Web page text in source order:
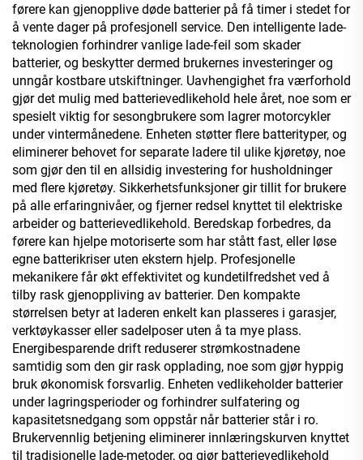
førere kan gjenopplive døde batterier på få timer i stedet for
å vente dager på profesjonell service. Den intelligente lade-
teknologien forhindrer vanlige lade-feil som skader
batterier, og beskytter dermed brukernes investeringer og
unngår kostbare utskiftninger. Uavhengighet fra værforhold
gjør det mulig med batterievedlikehold hele året, noe som er
spesielt viktig for sesongbrukere som lagrer motorcykler
under vintermånedene. Enheten støtter flere batterityper, og
eliminerer behovet for separate ladere til ulike kjøretøy, noe
som gjør den til en allsidig investering for husholdninger
med flere kjøretøy. Sikkerhetsfunksjoner gir tillit for brukere
på alle erfaringnivåer, og fjerner redsel knyttet til elektriske
arbeider og batterievedlikehold. Beredskap forbedres, da
førere kan hjelpe motoriserte som har stått fast, eller løse
egne batterikriser uten ekstern hjelp. Profesjonelle
mekanikere får økt effektivitet og kundetilfredshet ved å
tilby rask gjenoppliving av batterier. Den kompakte
størrelsen betyr at laderen enkelt kan plasseres i garasjer,
verktøykasser eller sadelposer uten å ta mye plass.
Energibesparende drift reduserer strømkostnadene
samtidig som den gir rask opplading, noe som gjør hyppig
bruk økonomisk forsvarlig. Enheten vedlikeholder batterier
under lagringsperioder og forhindrer sulfatering og
kapasitetsnedgang som oppstår når batterier står i ro.
Brukervennlig betjening eliminerer innlæringskurven knyttet
til tradisjonelle lade-metoder, og gjør batterievedlikehold